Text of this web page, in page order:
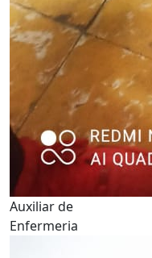
Auxiliar de
Enfermeria